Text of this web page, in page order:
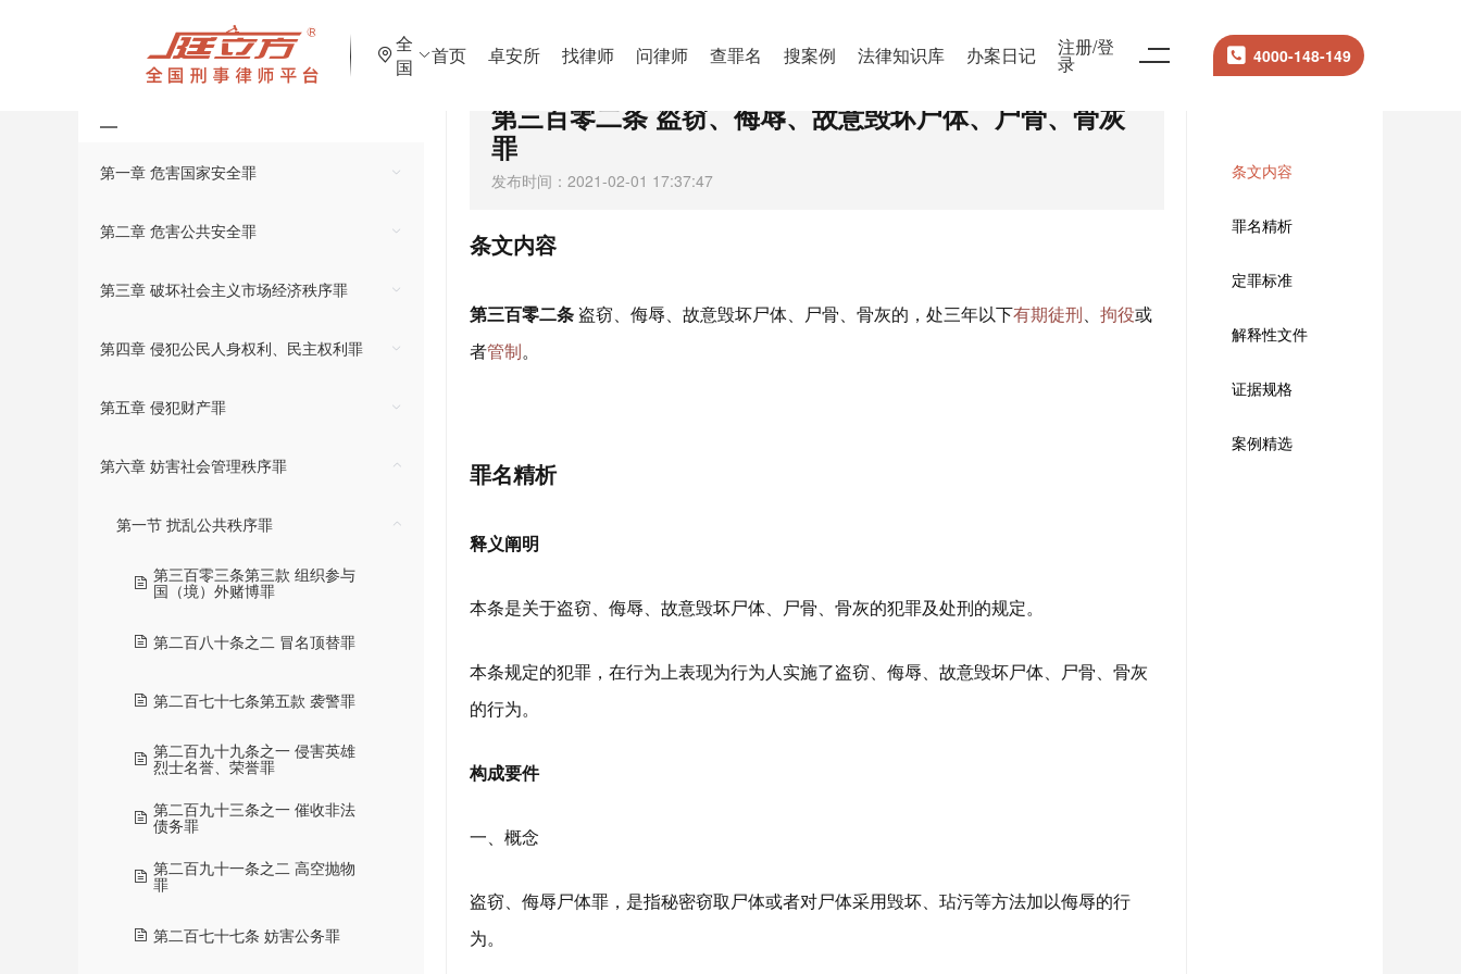
全
国
首页 卓安所 找律师 问律师 查罪名 搜案例 法律知识库 办案日记 注册/登
录 4000-148-149
>刑法罪名>第六章 妨害社会管理秩序罪
刑法罪名
第一章 危害国家安全罪
第二章 危害公共安全罪
第三章 破坏社会主义市场经济秩序罪
第四章 侵犯公民人身权利、民主权利罪
第五章 侵犯财产罪
第六章 妨害社会管理秩序罪
第一节 扰乱公共秩序罪
第三百零三条第三款 组织参与
国（境）外赌博罪
第二百八十条之二 冒名顶替罪
第二百七十七条第五款 袭警罪
第二百九十九条之一 侵害英雄
烈士名誉、荣誉罪
第二百九十三条之一 催收非法
债务罪
第二百九十一条之二 高空抛物
罪
第二百七十七条 妨害公务罪
第三百零二条 盗窃、侮辱、故意毁坏尸体、尸骨、骨灰
罪
发布时间：2021-02-01 17:37:47
条文内容
第三百零二条 盗窃、侮辱、故意毁坏尸体、尸骨、骨灰的，处三年以下有期徒刑、拘役或
者管制。
罪名精析
释义阐明
本条是关于盗窃、侮辱、故意毁坏尸体、尸骨、骨灰的犯罪及处刑的规定。
本条规定的犯罪，在行为上表现为行为人实施了盗窃、侮辱、故意毁坏尸体、尸骨、骨灰
的行为。
构成要件
一、概念
盗窃、侮辱尸体罪，是指秘密窃取尸体或者对尸体采用毁坏、玷污等方法加以侮辱的行
为。
条文内容
罪名精析
定罪标准
解释性文件
证据规格
案例精选